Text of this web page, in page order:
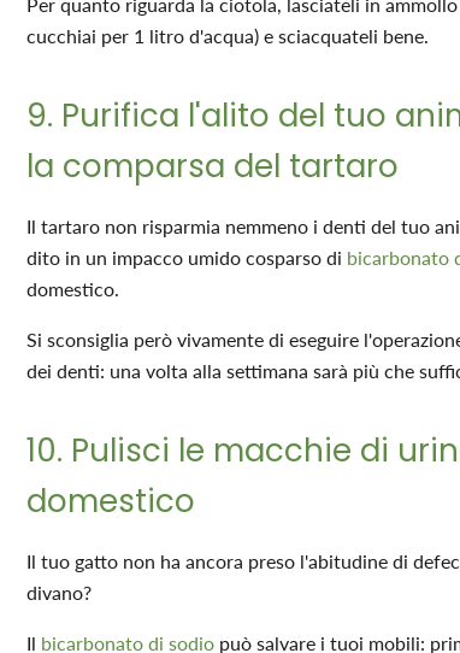
cucchiai per 1 litro d'acqua) e sciacquateli bene.
9. Purifica l'alito del tuo
la comparsa del tartaro
Il tartaro non risparmia nemmeno i denti del tuo
dito in un impacco umido cosparso di bicarbonato
domestico.
Si sconsiglia però vivamente di eseguire
dei denti: una volta alla settimana sarà più che
10. Pulisci le macchie di
domestico
Il tuo gatto non ha ancora preso l'abitudine di
divano?
Il bicarbonato di sodiopuò salvare i tuoi mobili: